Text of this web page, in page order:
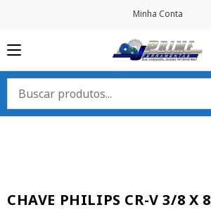
Minha Conta
CHAVE PHILIPS CR-V 3/8 X 8